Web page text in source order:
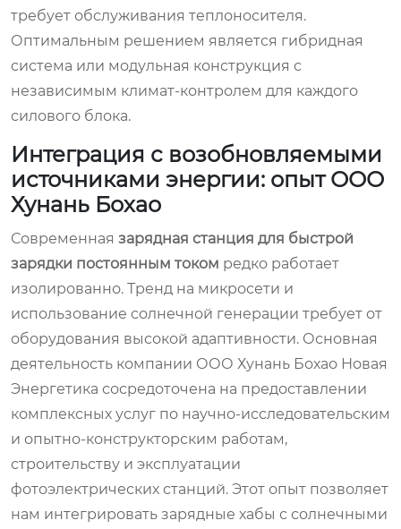
требует обслуживания теплоносителя.
Оптимальным решением является гибридная
система или модульная конструкция с
независимым климат-контролем для каждого
силового блока.
Интеграция с возобновляемыми
источниками энергии: опыт ООО
Хунань Бохао
Современная зарядная станция для быстрой
зарядки постоянным током редко работает
изолированно. Тренд на микросети и
использование солнечной генерации требует от
оборудования высокой адаптивности. Основная
деятельность компании ООО Хунань Бохао Новая
Энергетика сосредоточена на предоставлении
комплексных услуг по научно-исследовательским
и опытно-конструкторским работам,
строительству и эксплуатации
фотоэлектрических станций. Этот опыт позволяет
нам интегрировать зарядные хабы с солнечными